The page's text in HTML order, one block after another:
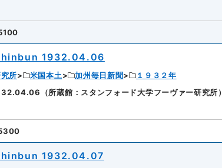
1932.04.06
所 米国本土 加州毎日新聞
１９３２年
（所蔵館：スタンフォード大学フーヴァー研究所）
1932.04.07